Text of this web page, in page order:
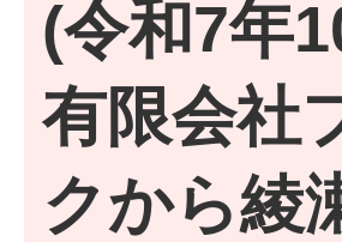
(令和7年
有限会社
クから綾